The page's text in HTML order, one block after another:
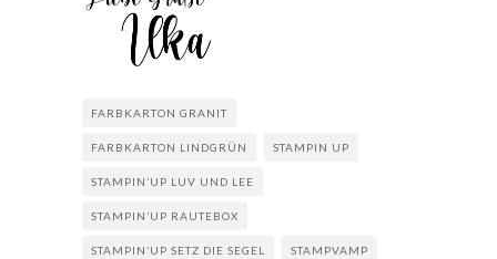
FARBKARTON GRANIT
FARBKARTON LINDGRÜN STAMPIN UP
STAMPIN’UP LUV UND LEE
STAMPIN’UP RAUTEBOX
STAMPIN’UP SETZ DIE SEGEL STAMPVAMP